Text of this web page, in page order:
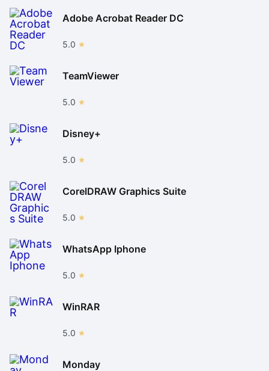
Adobe Acrobat Reader DC
5.0
TeamViewer
5.0
Disney+
5.0
CorelDRAW Graphics Suite
5.0
WhatsApp Iphone
5.0
WinRAR
5.0
Monday